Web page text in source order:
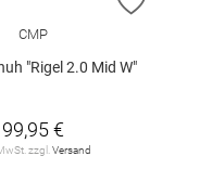
CMP
"Rigel 2.0 Mid W"
99,95 €
zzgl.Versand